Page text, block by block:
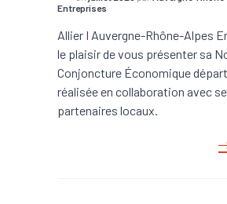
Entreprises
Allier I Auvergne-Rhône-Alpes
le plaisir de vous présenter sa
Conjoncture Économique
réalisée en collaboration avec
partenaires locaux.